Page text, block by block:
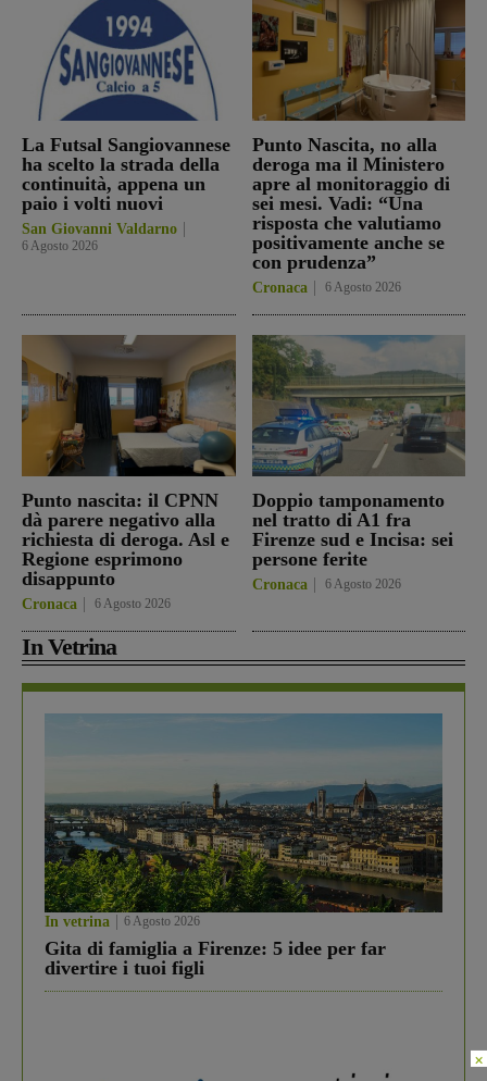
La Futsal Sangiovannese
ha scelto la strada della
continuità, appena un
paio i volti nuovi
San Giovanni Valdarno
6 Agosto 2026
Punto Nascita, no alla
deroga ma il Ministero
apre al monitoraggio di
sei mesi. Vadi: “Una
risposta che valutiamo
positivamente anche se
con prudenza”
Cronaca 6 Agosto 2026
Punto nascita: il CPNN
dà parere negativo alla
richiesta di deroga. Asl e
Regione esprimono
disappunto
Cronaca 6 Agosto 2026
Doppio tamponamento
nel tratto di A1 fra
Firenze sud e Incisa: sei
persone ferite
Cronaca 6 Agosto 2026
In Vetrina
In vetrina 6 Agosto 2026
Gita di famiglia a Firenze: 5 idee per far
divertire i tuoi figli
×